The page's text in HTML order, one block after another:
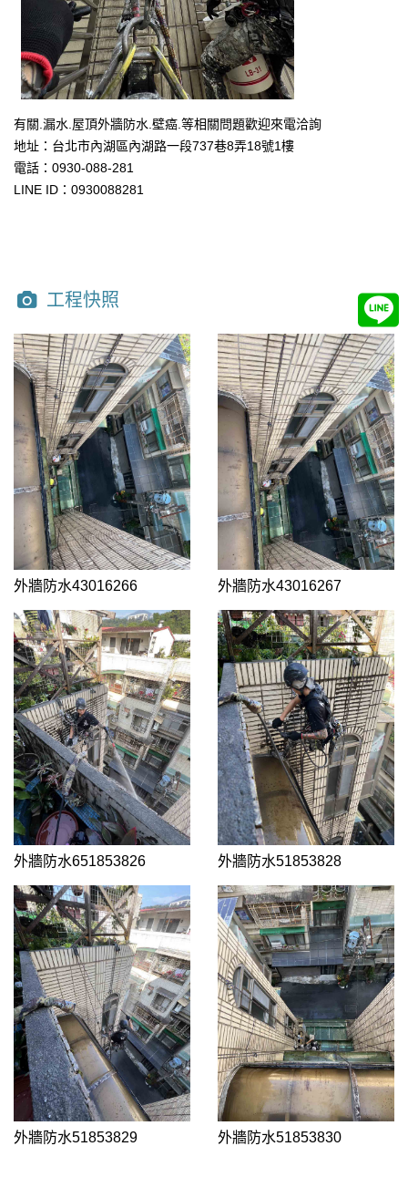
有關.漏水.屋頂外牆防水.壁癌.等相關問題歡迎來電洽詢
地址：台北市內湖區內湖路一段737巷8弄18號1樓
電話：0930-088-281
LINE ID：0930088281
工程快照
外牆防水43016266 外牆防水43016267
外牆防水651853826 外牆防水51853828
外牆防水51853829 外牆防水51853830